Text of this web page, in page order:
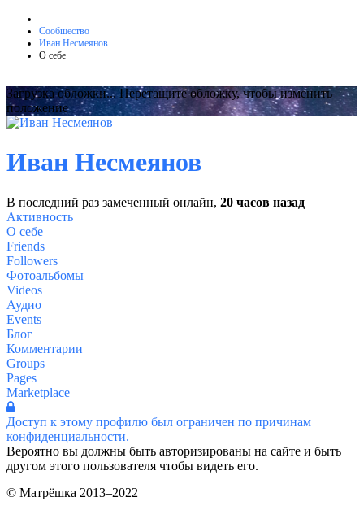
Сообщество
Иван Несмеянов
О себе
Загрузка обложки... Перетащите обложку, чтобы изменить
положение
Иван Несмеянов
В последний раз замеченный онлайн, 20 часов назад
Активность
О себе
Friends
Followers
Фотоальбомы
Videos
Аудио
Events
Блог
Комментарии
Groups
Pages
Marketplace
Доступ к этому профилю был ограничен по причинам
конфиденциальности.
Вероятно вы должны быть авторизированы на сайте и быть
другом этого пользователя чтобы видеть его.
© Матрёшка 2013–2022